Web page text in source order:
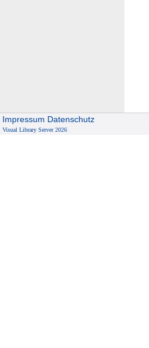
Impressum Datenschutz
Visual Library Server 2026